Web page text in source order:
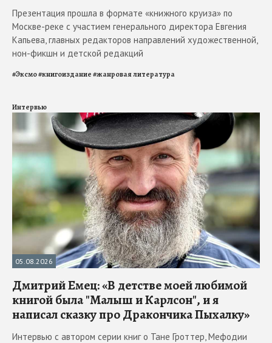
Презентация прошла в формате «книжного круиза» по
Москве-реке с участием генерального директора Евгения
Капьева, главных редакторов направлений художественной,
нон-фикшн и детской редакций
#Эксмо#книгоиздание#жанровая литература
Интервью
05.08.2026
Дмитрий Емец: «В детстве моей любимой
книгой была "Малыш и Карлсон", и я
написал сказку про Дракончика Пыхалку»
Интервью с автором серии книг о Тане Гроттер, Мефодии